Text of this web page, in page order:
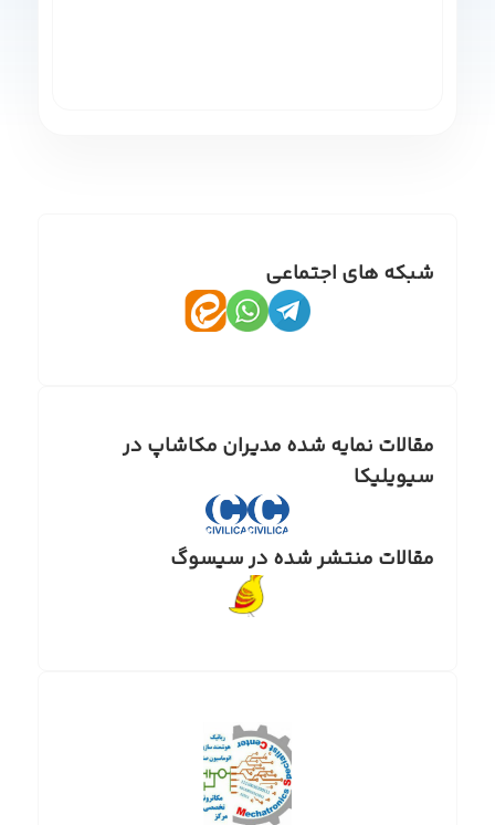
شبکه های اجتماعی
مقالات نمایه شده مدیران مکاشاپ در
سیویلیکا
مقالات منتشر شده در سیسوگ